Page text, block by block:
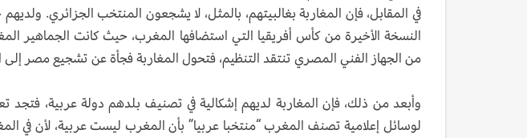
في المقابل، فإن المغاربة بغالبيتهم، بالمثل، لا يشجعون المنتخب الجزائري.
النسخة الأخيرة من كأس أفريقيا التي استضافها المغرب، حيث كانت
من الجهاز الفني المصري تنتقد التنظيم، فتحول المغاربة فجأة عن تشجيع مصر
وأبعد من ذلك، فإن المغاربة لديهم إشكالية في تصنيف بلدهم دولة عربية،
لوسائل إعلامية تصنف المغرب “منتخبا عربيا” بأن المغرب ليست عربية، لأن في